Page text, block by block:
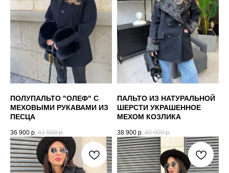
ПОЛУПАЛЬТО "ОЛЕФ" С
МЕХОВЫМИ РУКАВАМИ ИЗ
ПЕСЦА
36 900 р. 41 500 р.
ПАЛЬТО ИЗ НАТУРАЛЬНОЙ
ШЕРСТИ УКРАШЕННОЕ
МЕХОМ КОЗЛИКА
38 900 р. 40 900 р.